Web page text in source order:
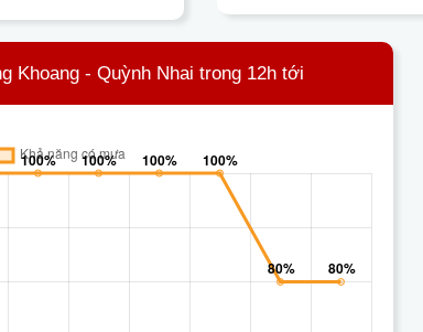
Khoang - Quỳnh Nhai trong 12h tới